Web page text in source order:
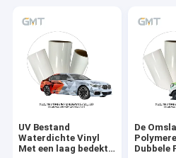
UV Bestand
Waterdichte Vinyl
Met een laag bedekt
De
Dubbele